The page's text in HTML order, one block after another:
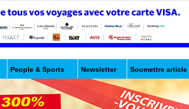
People & Sports Newsletter Soumettre article